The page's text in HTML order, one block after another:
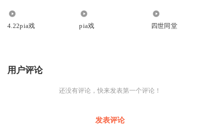
4.22pia戏 pia戏 四世同堂
用户评论
还没有评论，快来发表第一个评论！
发表评论